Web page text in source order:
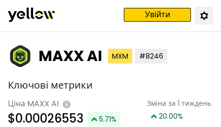
Увійти
MAXX AI MXM #8246
Ключові метрики
Ціна MAXX AI
$0.00026553 5.71%
Зміна за 1 тиждень
20.00%